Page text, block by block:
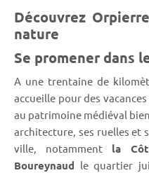
Découvrez
nature
Se promener dans
A une trentaine de
accueille pour des
au patrimoine médiéval
architecture, ses ruelles et
ville, notamment la
Boureynaud le quartier